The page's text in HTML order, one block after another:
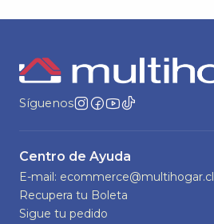
Síguenos
Centro de Ayuda
E-mail: ecommerce@multihogar.cl
Recupera tu Boleta
Sigue tu pedido